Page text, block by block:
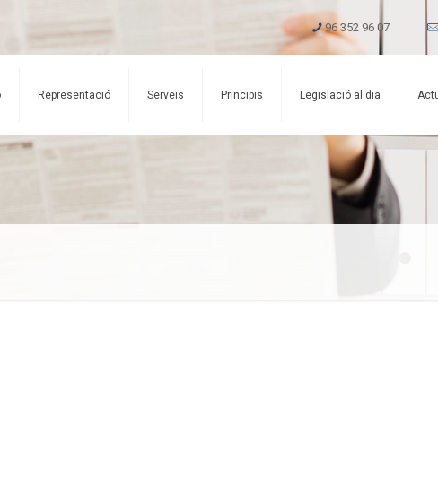
96 352 96 07
Representació Serveis Principis Legislació al dia